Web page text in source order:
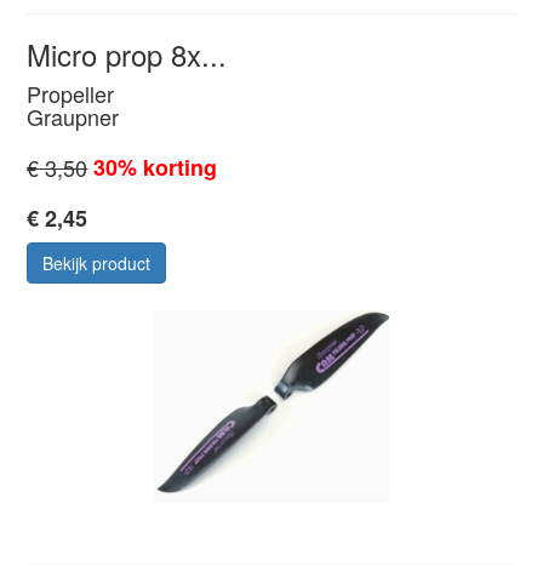
Micro prop 8x...
Propeller
Graupner
€ 3,5030% korting
€ 2,45
Bekijk product